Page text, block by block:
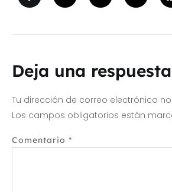
Deja una respuesta
Tu dirección de correo electrónico
Los campos obligatorios están
Comentario *